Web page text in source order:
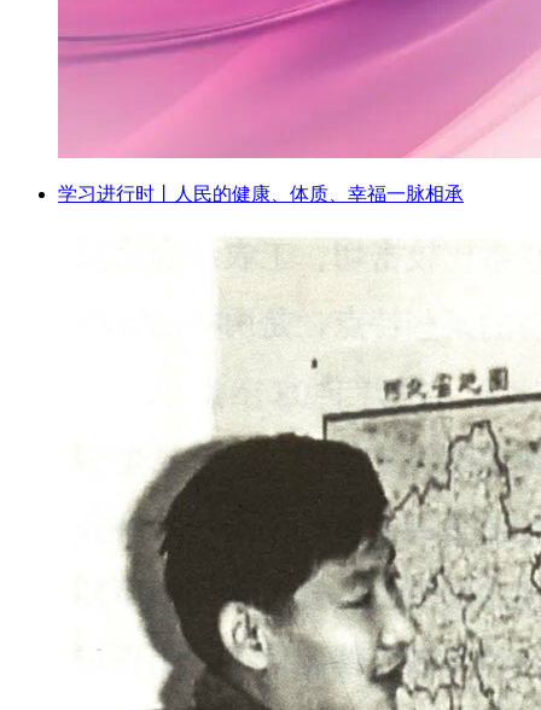
学习进行时丨人民的健康、体质、幸福一脉相承